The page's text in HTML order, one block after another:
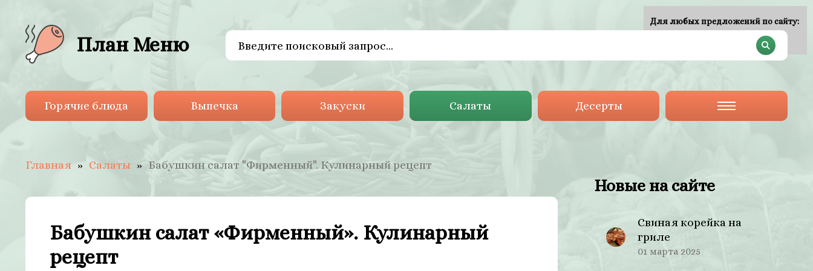
План Меню
Горячие блюда Выпечка Закуски Салаты Десерты
Главная Салаты Бабушкин салат "Фирменный". Кулинарный рецепт
Бабушкин салат «Фирменный». Кулинарный
рецепт
Новые на сайте
Свиная корейка на
гриле
01 марта 2025
Для любых предложений по сайту: